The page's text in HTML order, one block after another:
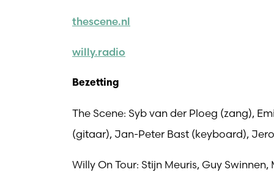
thescene.nl
willy.radio
Bezetting
The Scene: Syb van der Ploeg (zang),
(gitaar), Jan-Peter Bast (keyboard),
Willy On Tour: Stijn Meuris, Guy